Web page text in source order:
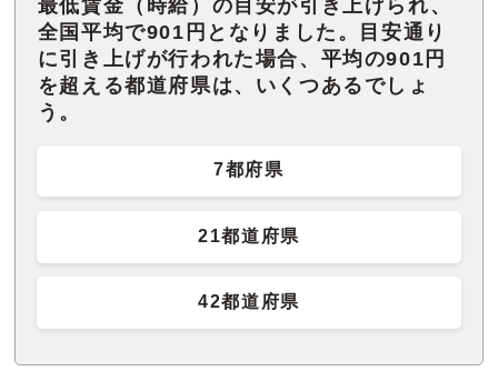
最低賃金（時給）の目安が引き上げられ、
全国平均で901円となりました。目安通り
に引き上げが行われた場合、平均の901円
を超える都道府県は、いくつあるでしょ
う。
7都府県
21都道府県
42都道府県